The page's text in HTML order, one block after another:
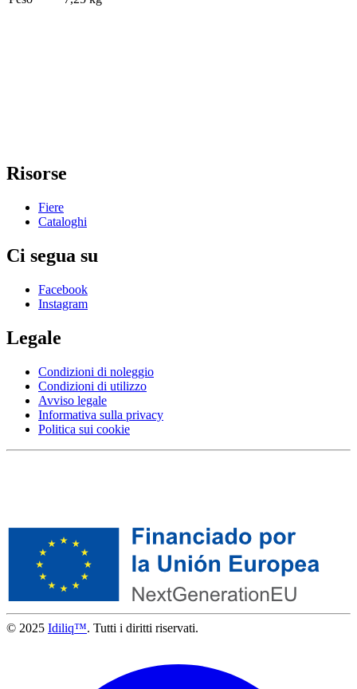
Risorse
Fiere
Cataloghi
Ci segua su
Facebook
Instagram
Legale
Condizioni di noleggio
Condizioni di utilizzo
Avviso legale
Informativa sulla privacy
Politica sui cookie
© 2025 Idiliq™. Tutti i diritti riservati.